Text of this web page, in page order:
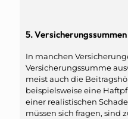
5.
In manchen
Versicherungssumme
meist auch die
beispielsweise eine
einer realistischen
müssen sich fragen, sind